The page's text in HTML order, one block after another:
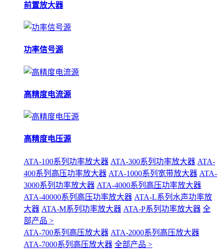
前置放大器
功率信号源
高精度电流源
高精度电压源
ATA-100系列功率放大器 ATA-300系列功率放大器 ATA-
400系列高压功率放大器 ATA-1000系列宽带放大器 ATA-
3000系列功率放大器 ATA-4000系列高压功率放大器
ATA-40000系列高压功率放大器 ATA-L系列水声功率放
大器 ATA-M系列功率放大器 ATA-P系列功率放大器 全
部产品 >
ATA-700系列高压放大器 ATA-2000系列高压放大器
ATA-7000系列高压放大器 全部产品 >